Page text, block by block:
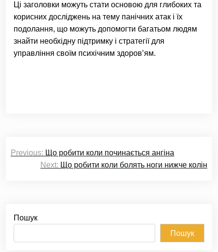
Ці заголовки можуть стати основою для глибоких та
корисних досліджень на тему панічних атак і їх
подолання, що можуть допомогти багатьом людям
знайти необхідну підтримку і стратегії для
управління своїм психічним здоров’ям.
записів
Previous: Що робити коли починається ангіна
Next: Що робити коли болять ноги нижче колін
Пошук
Пошук